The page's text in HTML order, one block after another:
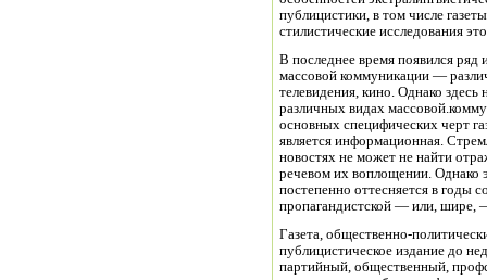
публицистики, в том числе
стилистические исследования
В последнее время появился
массовой коммуникации —
телевидения, кино. Однако
различных видах
основных специфических черт
является информационная.
новостях не может не найти
речевом их воплощении. Однако
постепенно оттесняется в годы
пропагандистской — или, шире,
Газета, общественно-
публицистическое издание до
партийный, общественный,